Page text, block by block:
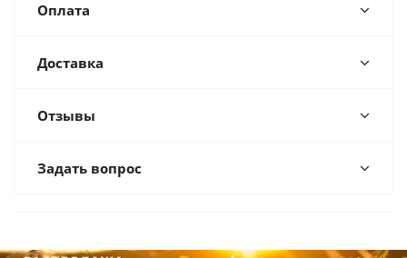
Оплата
Доставка
Отзывы
Задать вопрос